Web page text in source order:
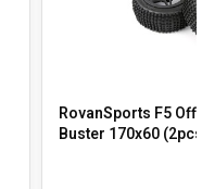
RovanSports F5
Buster 170x60